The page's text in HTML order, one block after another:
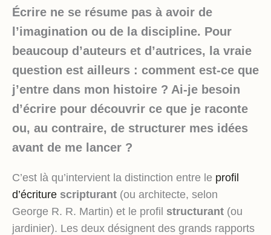
Écrire ne se résume pas à avoir de
l’imagination ou de la discipline. Pour
beaucoup d’auteurs et d’autrices, la vraie
question est ailleurs : comment est-ce que
j’entre dans mon histoire ? Ai-je besoin
d’écrire pour découvrir ce que je raconte
ou, au contraire, de structurer mes idées
avant de me lancer ?
C’est là qu’intervient la distinction entre le profil
d’écriture scripturant(ou architecte, selon
George R. R. Martin) et le profil structurant(ou
jardinier). Les deux désignent des grands rapports